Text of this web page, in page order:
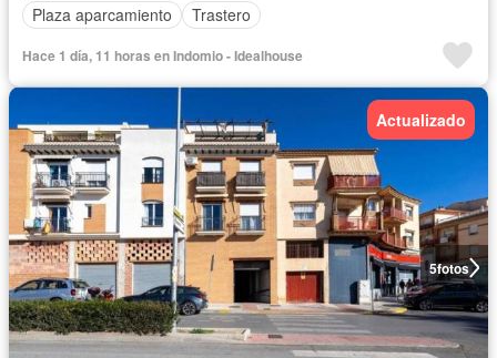
Plaza aparcamiento
Trastero
Hace 1 día, 11 horas en Indomio - Idealhouse
5fotos
Actualizado